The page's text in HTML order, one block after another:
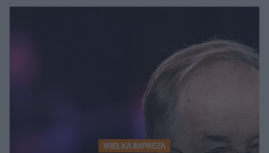
WIELKA IMPREZA